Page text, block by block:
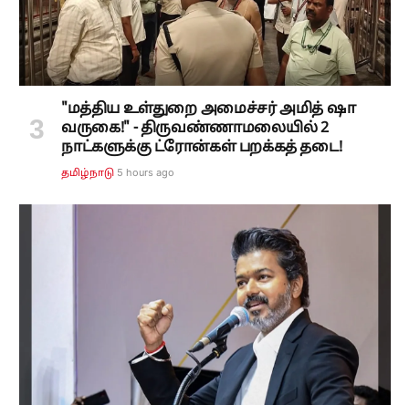
"மத்திய உள்துறை அமைச்சர் அமித் ஷா
வருகை!" - திருவண்ணாமலையில் 2
நாட்களுக்கு ட்ரோன்கள் பறக்கத் தடை!
தமிழ்நாடு 5 hours ago